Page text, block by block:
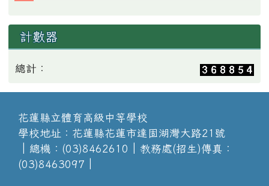
計數器
總計：
花蓮縣立體育高級中等學校
學校地址：花蓮縣花蓮市達固湖灣大路21號
│總機：(03)8462610│教務處(招生)傳真：
(03)8463097│